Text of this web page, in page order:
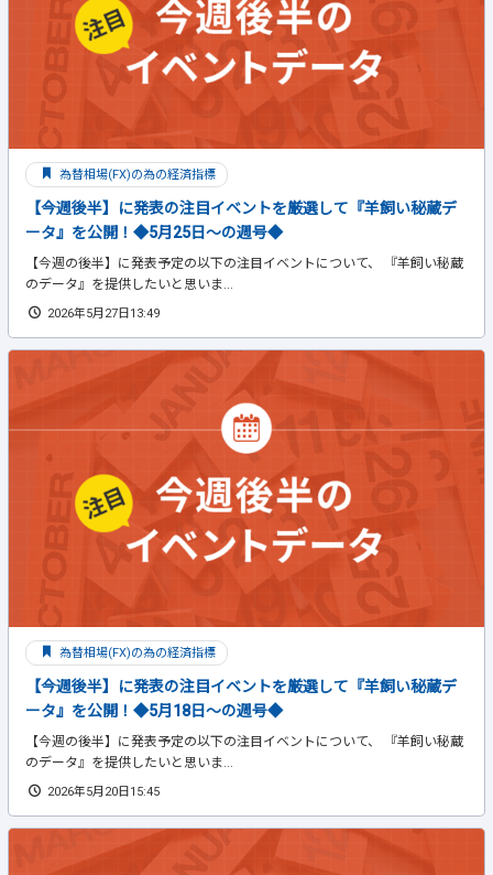
為替相場(FX)の為の経済指標
【今週後半】に発表の注目イベントを厳選して『羊飼い秘蔵デ
ータ』を公開！◆5月25日～の週号◆
【今週の後半】に発表予定の以下の注目イベントについて、 『羊飼い秘蔵
のデータ』を提供したいと思いま...
2026年5月27日13:49
為替相場(FX)の為の経済指標
【今週後半】に発表の注目イベントを厳選して『羊飼い秘蔵デ
ータ』を公開！◆5月18日～の週号◆
【今週の後半】に発表予定の以下の注目イベントについて、 『羊飼い秘蔵
のデータ』を提供したいと思いま...
2026年5月20日15:45